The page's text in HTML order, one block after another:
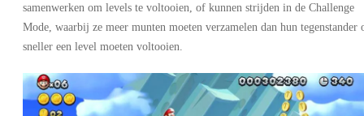
samenwerken om levels te voltooien, of kunnen strijden in de Challenge
Mode, waarbij ze meer munten moeten verzamelen dan hun tegenstander
sneller een level moeten voltooien.